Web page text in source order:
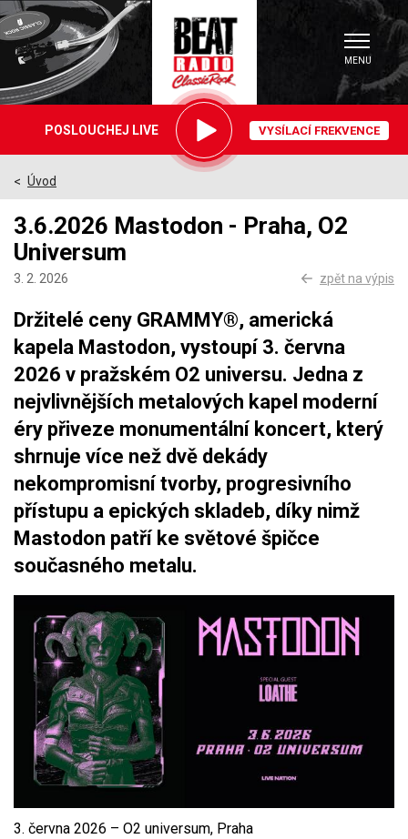
hrajemePOSLOUCHEJ LIVE VYSÍLACÍ FREKVENCE
MENU
Úvod
>
3.6.2026 Mastodon - Praha, O2
Universum
3. 2. 2026 zpět na výpis
Držitelé ceny GRAMMY®, americká
kapela Mastodon, vystoupí 3. června
2026 v pražském O2 universu. Jedna z
nejvlivnějších metalových kapel moderní
éry přiveze monumentální koncert, který
shrnuje více než dvě dekády
nekompromisní tvorby, progresivního
přístupu a epických skladeb, díky nimž
Mastodon patří ke světové špičce
současného metalu.
3. června 2026 – O2 universum, Praha